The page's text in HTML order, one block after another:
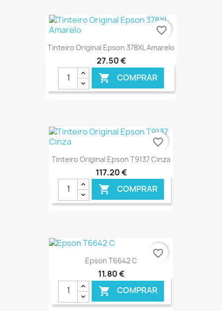
Tinteiro Original Epson 378XL Amarelo
27,50 €
 COMPRAR
€ ONLINE
favorite_border
Tinteiro Original Epson T9137 Cinza
117,20 €
 COMPRAR
favorite_border
Epson T6642 C
11,80 €
 COMPRAR
favorite_border